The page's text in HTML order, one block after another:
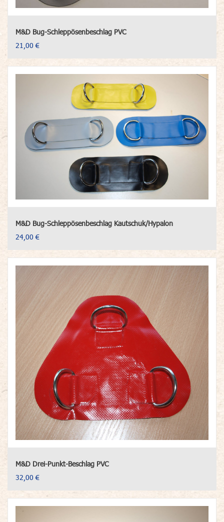
M&D Bug-Schleppösenbeschlag PVC
21,00 €
M&D Bug-Schleppösenbeschlag Kautschuk/Hypalon
24,00 €
M&D Drei-Punkt-Beschlag PVC
32,00 €